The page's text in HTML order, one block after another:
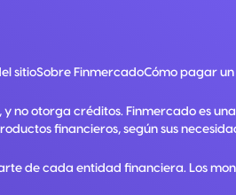
sitioSobre FinmercadoCómo pagar
no otorga créditos. Finmercado es
financieros, según sus
de cada entidad financiera. Los